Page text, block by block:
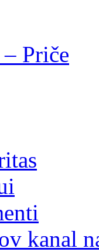
Priče
kanal